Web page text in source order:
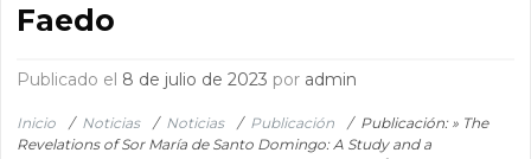
Faedo
Publicado el 8 de julio de 2023 por admin
Inicio / Noticias / Noticias / Publicación / Publicación: » The
Revelations of Sor María de Santo Domingo: A Study and a